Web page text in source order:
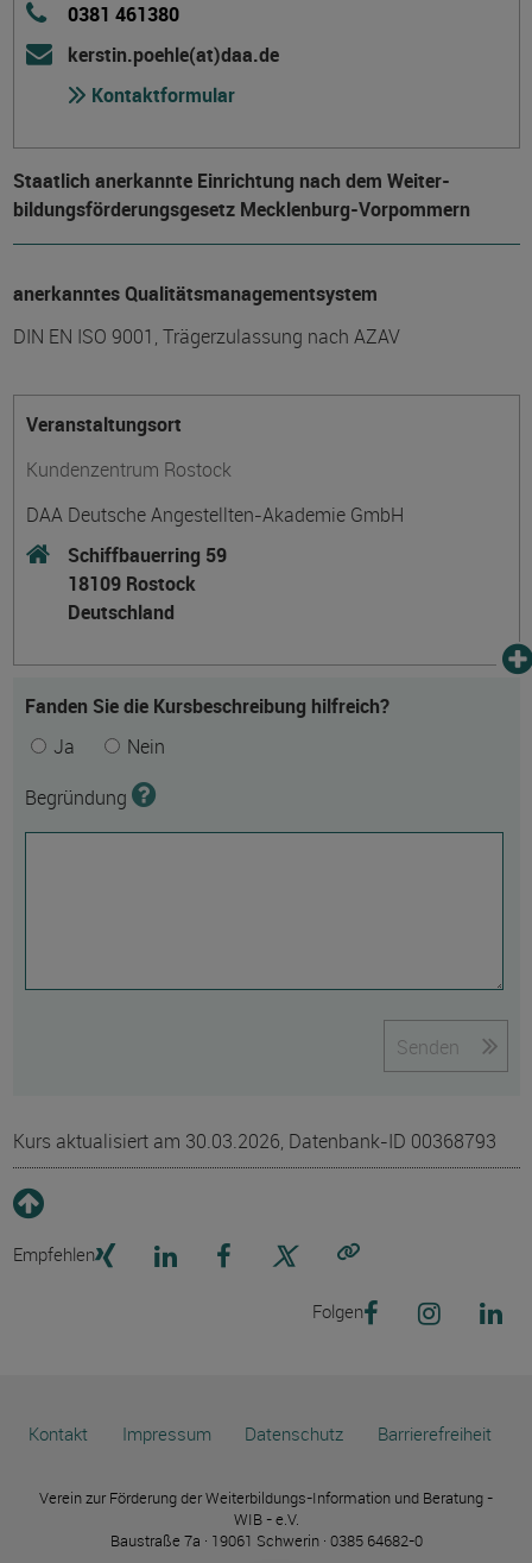
0381 461380
kerstin.poehle(at)daa.de
Kontaktformular
Staatlich anerkannte Einrichtung nach dem Weiter­
bildungs­förderungs­gesetz Mecklenburg-Vorpommern
anerkanntes Qualitätsmanagementsystem
DIN EN ISO 9001, Trägerzulassung nach AZAV
Veranstaltungsort
Kundenzentrum Rostock
DAA Deutsche Angestellten-Akademie GmbH
Schiffbauerring 59
18109 Rostock
Deutschland
Fanden Sie die Kursbeschreibung hilfreich?
Ja
Nein
Begründung
Senden
Kurs aktualisiert am 30.03.2026, Datenbank-ID 00368793
Empfehlen
Folgen
Kontakt Impressum Datenschutz Barrierefreiheit
Verein zur Förderung der Weiterbildungs-Information und Beratung -
WIB - e.V.
Baustraße 7a · 19061 Schwerin · 0385 64682-0